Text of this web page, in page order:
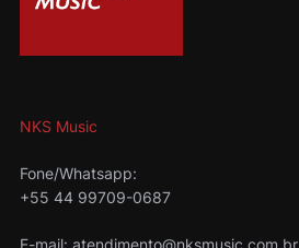
NKS Music
Fone/Whatsapp:
+55 44 99709-0687